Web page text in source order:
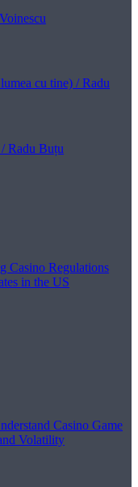
cu tine) / Radu
Radu Buțu
Casino Regulations
in the US
Casino Game
Volatility